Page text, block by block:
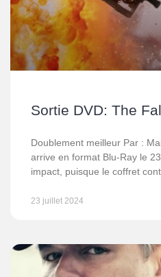
Sortie DVD: The
Doublement meilleur Par :
arrive en format Blu-Ray le
impact, puisque le coffret
23 juillet 2024